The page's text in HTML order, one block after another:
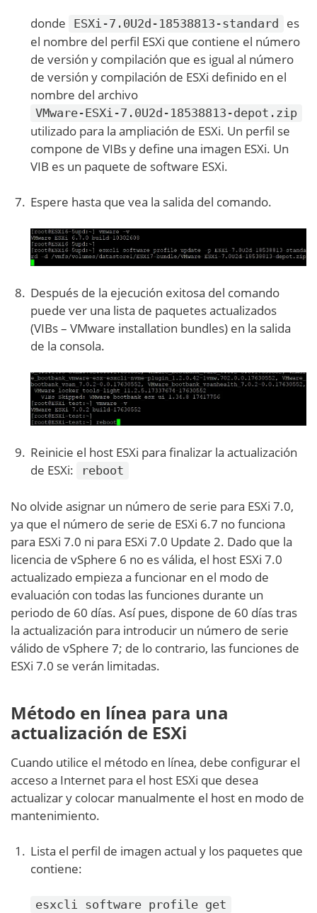
donde ESXi-7.0U2d-18538813-standard
es
el nombre del perfil ESXi que contiene el número
de versión y compilación que es igual al número
de versión y compilación de ESXi definido en el
nombre del archivo
VMware-ESXi-7.0U2d-18538813-depot.zip
utilizado para la ampliación de ESXi. Un perfil se
compone de VIBs y define una imagen ESXi. Un
VIB es un paquete de software ESXi.
Espere hasta que vea la salida del comando.
Después de la ejecución exitosa del comando
puede ver una lista de paquetes actualizados
(VIBs – VMware installation bundles) en la salida
de la consola.
Reinicie el host ESXi para finalizar la actualización
de ESXi:
reboot
No olvide asignar un número de serie para ESXi 7.0,
ya que el número de serie de ESXi 6.7 no funciona
para ESXi 7.0 ni para ESXi 7.0 Update 2. Dado que la
licencia de vSphere 6 no es válida, el host ESXi 7.0
actualizado empieza a funcionar en el modo de
evaluación con todas las funciones durante un
periodo de 60 días. Así pues, dispone de 60 días tras
la actualización para introducir un número de serie
válido de vSphere 7; de lo contrario, las funciones de
ESXi 7.0 se verán limitadas.
Método en línea para una
actualización de ESXi
Cuando utilice el método en línea, debe configurar el
acceso a Internet para el host ESXi que desea
actualizar y colocar manualmente el host en modo de
mantenimiento.
Lista el perfil de imagen actual y los paquetes que
contiene:
esxcli software profile get